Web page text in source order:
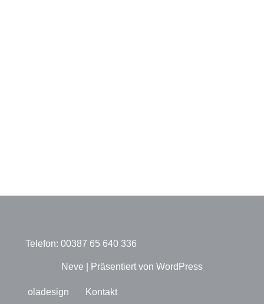
Telefon: 00387 65 640 336
Neve | Präsentiert von WordPress
oladesign Kontakt